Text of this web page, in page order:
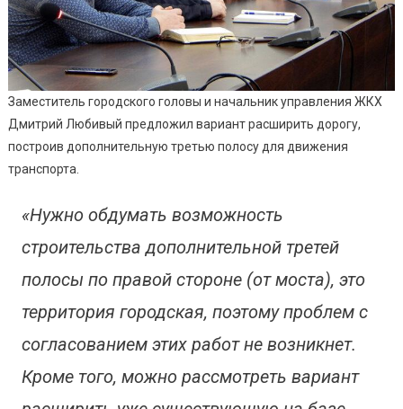
Заместитель городского головы и начальник управления ЖКХ
Дмитрий Любивый предложил вариант расширить дорогу,
построив дополнительную третью полосу для движения
транспорта.
«Нужно обдумать возможность
строительства дополнительной третей
полосы по правой стороне (от моста), это
территория городская, поэтому проблем с
согласованием этих работ не возникнет.
Кроме того, можно рассмотреть вариант